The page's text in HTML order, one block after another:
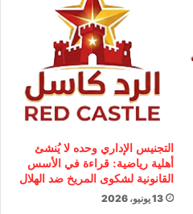
التجنيس الإداري وحده لا يُنشئ
أهلية رياضية: قراءة في الأسس
القانونية لشكوى المريخ ضد الهلال
13 يونيو، 2026